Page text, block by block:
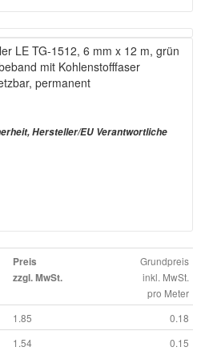
LE TG-1512, 6 mm x 12 m, grün
mit Kohlenstofffaser
permanent
Hersteller/EU Verantwortliche
Preis
zzgl. MwSt.
Grundpreis
inkl. MwSt.
pro Meter
1.85 0.18
1.54 0.15